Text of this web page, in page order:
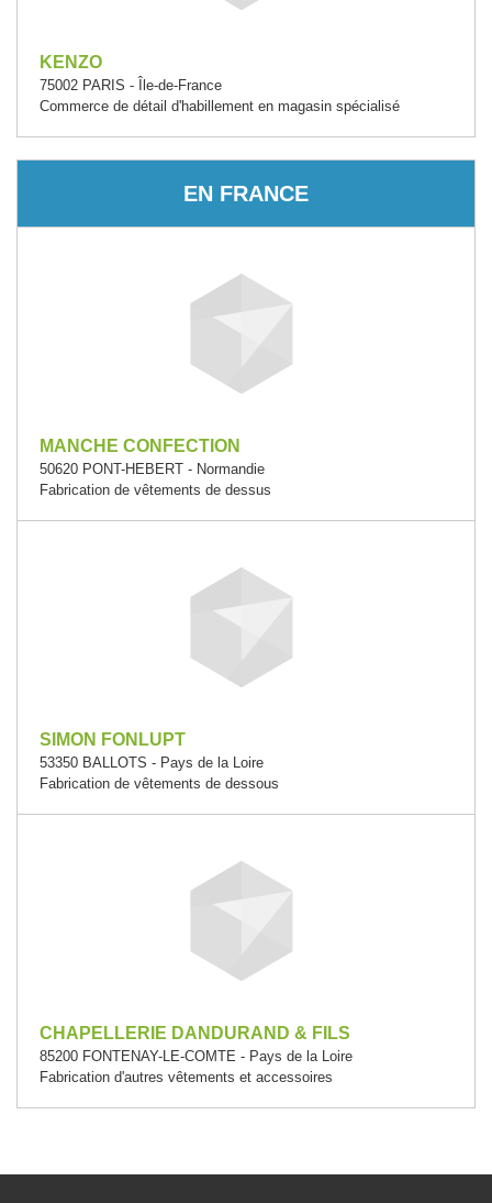
KENZO
75002 PARIS - Île-de-France
Commerce de détail d'habillement en magasin spécialisé
EN FRANCE
MANCHE CONFECTION
50620 PONT-HEBERT - Normandie
Fabrication de vêtements de dessus
SIMON FONLUPT
53350 BALLOTS - Pays de la Loire
Fabrication de vêtements de dessous
CHAPELLERIE DANDURAND & FILS
85200 FONTENAY-LE-COMTE - Pays de la Loire
Fabrication d'autres vêtements et accessoires